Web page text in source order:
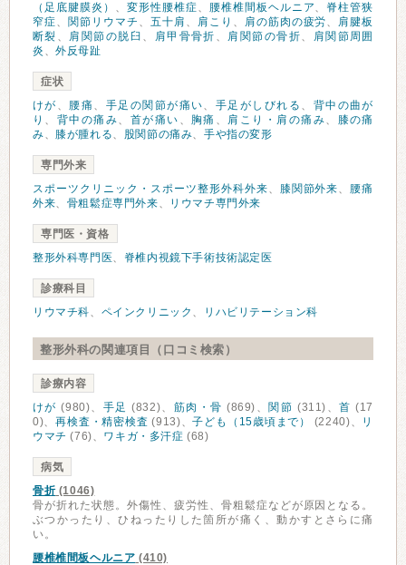
（足底腱膜炎） 、 変形性腰椎症、 腰椎椎間板ヘルニア、 脊柱管狭
窄症、 関節リウマチ 、 五十肩 、 肩こり 、 肩の筋肉の疲労、 肩腱板
断裂 、 肩関節の脱臼 、 肩甲骨骨折 、 肩関節の骨折、
肩関節周囲
炎 、外反母趾
症状
けが 、 腰痛 、 手足の関節が痛い、 手足がしびれる 、 背中の曲が
り 、 背中の痛み、 首が痛い 、 胸痛 、 肩こり・肩の痛み、
膝の痛
み、 膝が腫れる、 股関節の痛み、手や指の変形
専門外来
スポーツクリニック・スポーツ整形外科外来、 膝関節外来、
腰痛
外来、 骨粗鬆症専門外来、 リウマチ専門外来
専門医・資格
整形外科専門医、 脊椎内視鏡下手術技術認定医
診療科目
リウマチ科、 ペインクリニック 、 リハビリテーション科
整形外科の関連項目（口コミ検索）
診療内容
けが (980)、 手足 (832)、 筋肉・骨 (869)、 関節 (311)、首 (17
0)、再検査・精密検査 (913)、子ども（15歳頃まで） (2240)、
リ
ウマチ (76)、 ワキガ・多汗症 (68)
病気
骨折(1046)
骨が折れた状態。外傷性、疲労性、骨粗鬆症などが原因となる。
ぶつかったり、ひねったりした箇所が痛く、動かすとさらに痛
い。
腰椎椎間板ヘルニア (410)